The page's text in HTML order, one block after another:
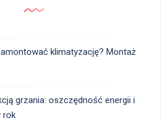
klimatyzację? Montaż
grzania: oszczędność energii i
rok